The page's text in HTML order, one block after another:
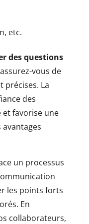
etc.
des questions
vous de
précises. La
des
favorise une
un processus
les points forts
En
collaborateurs,